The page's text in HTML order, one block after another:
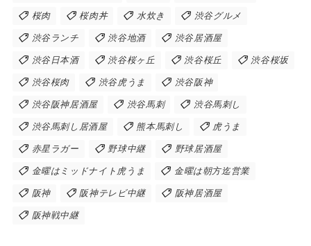
桜肉 桜肉丼 水炊き 渋谷グルメ
渋谷ランチ 渋谷地酒 渋谷居酒屋
渋谷日本酒 渋谷桜ヶ丘 渋谷桜丘 渋谷桜坂
渋谷桜肉 渋谷虎うま 渋谷阪神
渋谷阪神居酒屋 渋谷馬刺 渋谷馬刺し
渋谷馬刺し居酒屋 熊本馬刺し 虎うま
赤星ラガー 野球中継 野球居酒屋
金曜はミッドナイト虎うま 金曜は朝方迄営業
阪神 阪神テレビ中継 阪神居酒屋
阪神戦中継